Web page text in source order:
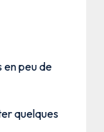
en peu de
quelques